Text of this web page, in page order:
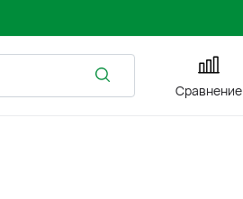
Сравнение